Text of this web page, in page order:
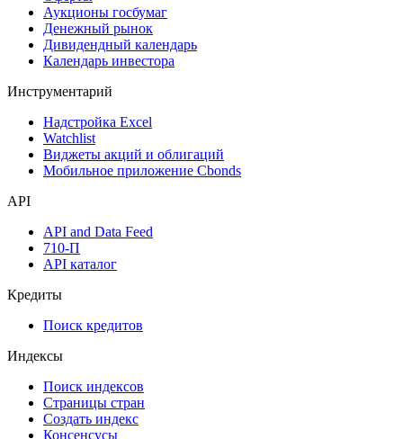
Календарь событий
Дефолты
Размещения
Оферты
Аукционы госбумаг
Денежный рынок
Календарь инвестора
Инструментарий
Надстройка Excel
Мобильное приложение Cbonds
API
API and Data Feed
API каталог
Кредиты
Поиск кредитов
Индексы